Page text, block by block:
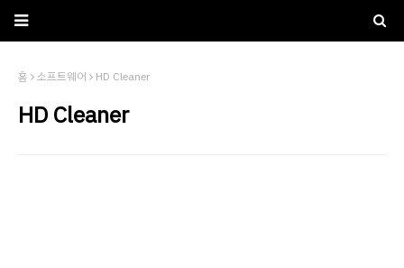
홈 소프트웨어 HD Cleaner
HD Cleaner